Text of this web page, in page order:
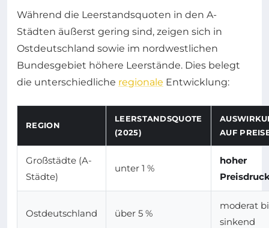
Während die Leerstandsquoten in den A-
Städten äußerst gering sind, zeigen sich in
Ostdeutschland sowie im nordwestlichen
Bundesgebiet höhere Leerstände. Dies belegt
die unterschiedliche regionale Entwicklung:
REGION
LEERSTANDSQUOTE
(2025)
AUF
Großstädte (A-
Städte)
unter 1 %
hoher
Ostdeutschland über 5 %
moderat
sinkend